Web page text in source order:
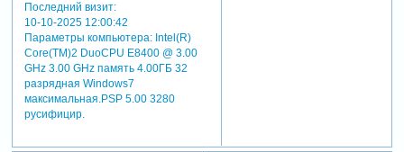
Последний визит:
10-10-2025 12:00:42
Параметры компьютера:Intel(R)
Core(TM)2 DuoCPU E8400 @ 3.00
GHz 3.00 GHz память 4.00ГБ 32
разрядная Windows7
максимальная.PSP 5.00 3280
русифицир.